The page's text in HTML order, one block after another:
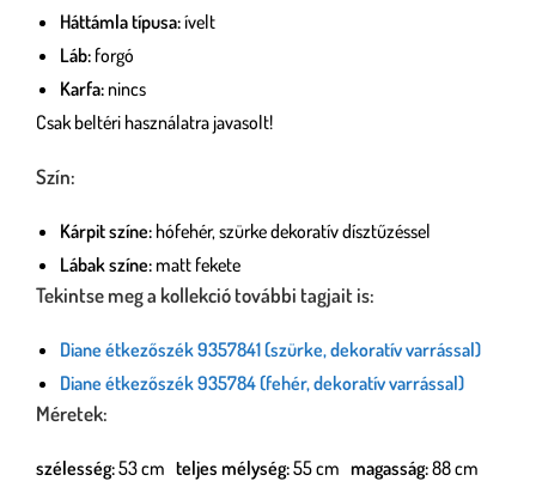
Háttámla típusa:ívelt
Láb: forgó
Karfa: nincs
Csak beltéri használatra javasolt!
Szín:
Kárpit színe: hófehér, szürke dekoratív dísztűzéssel
Lábak színe: matt fekete
Tekintse meg a kollekció további tagjait is:
Diane étkezőszék 9357841 (szürke, dekoratív varrással)
Diane étkezőszék 935784 (fehér, dekoratív varrással)
Méretek:
szélesség:53 cm teljes mélység:55 cm magasság:88 cm